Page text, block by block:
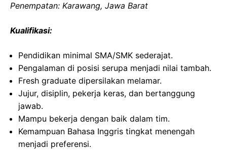
Penempatan: Karawang, Jawa Barat
Kualifikasi:
Pendidikan minimal SMA/SMK sederajat.
Pengalaman di posisi serupa menjadi nilai tambah.
Fresh graduate dipersilakan melamar.
Jujur, disiplin, pekerja keras, dan bertanggung
jawab.
Mampu bekerja dengan baik dalam tim.
Kemampuan Bahasa Inggris tingkat menengah
menjadi preferensi.